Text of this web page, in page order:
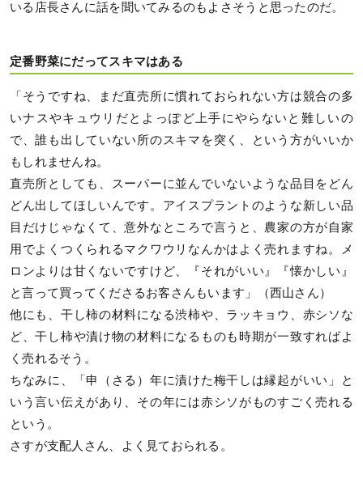
いる店長さんに話を聞いてみるのもよさそうと思ったのだ。
定番野菜にだってスキマはある
「そうですね、まだ直売所に慣れておられない方は競合の多
いナスやキュウリだとよっぽど上手にやらないと難しいの
で、誰も出していない所のスキマを突く、という方がいいか
もしれませんね。
直売所としても、スーパーに並んでいないような品目をどん
どん出してほしいんです。アイスプラントのような新しい品
目だけじゃなくて、意外なところで言うと、農家の方が自家
用でよくつくられるマクワウリなんかはよく売れますね。メ
ロンよりは甘くないですけど、『それがいい』『懐かしい』
と言って買ってくださるお客さんもいます」（西山さん）
他にも、干し柿の材料になる渋柿や、ラッキョウ、赤シソな
ど、干し柿や漬け物の材料になるものも時期が一致すればよ
く売れるそう。
ちなみに、「申（さる）年に漬けた梅干しは縁起がいい」と
いう言い伝えがあり、その年には赤シソがものすごく売れる
という。
さすが支配人さん、よく見ておられる。